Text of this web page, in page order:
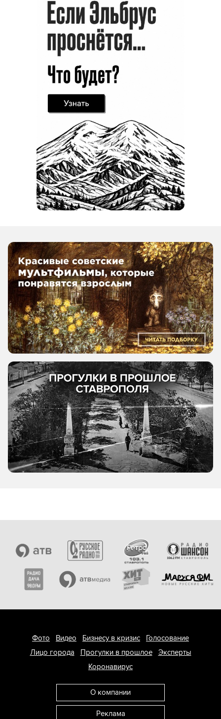
Фото Видео Бизнесу в кризис
Голосование
Лицо города
Прогулки в прошлое
Эксперты
Коронавирус
О компании
Реклама